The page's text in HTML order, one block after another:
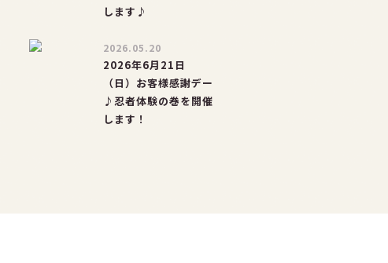
します♪
2026.05.20
2026年6月21日
（日）お客様感謝デー
♪忍者体験の巻を開催
します！